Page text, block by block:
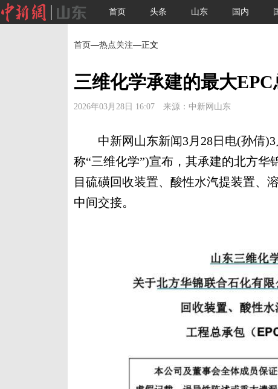
首页 头条 山东 国内
首页—热点关注—正文
三维化学承建的最大
2026年03月28日 16:07 来源：中新网山东
中新网山东新闻3月28日电(孙倩)3
称“三维化学”)宣布，其承建的北方华
目硫磺回收装置、酸性水汽提装置、
中间交接。